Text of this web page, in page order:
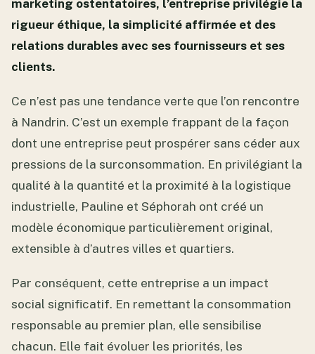
marketing ostentatoires, l’entreprise privilégie la
rigueur éthique, la simplicité affirmée et des
relations durables avec ses fournisseurs et ses
clients.
Ce n’est pas une tendance verte que l’on rencontre
à Nandrin. C’est un exemple frappant de la façon
dont une entreprise peut prospérer sans céder aux
pressions de la surconsommation. En privilégiant la
qualité à la quantité et la proximité à la logistique
industrielle, Pauline et Séphorah ont créé un
modèle économique particulièrement original,
extensible à d’autres villes et quartiers.
Par conséquent, cette entreprise a un impact
social significatif. En remettant la consommation
responsable au premier plan, elle sensibilise
chacun. Elle fait évoluer les priorités, les